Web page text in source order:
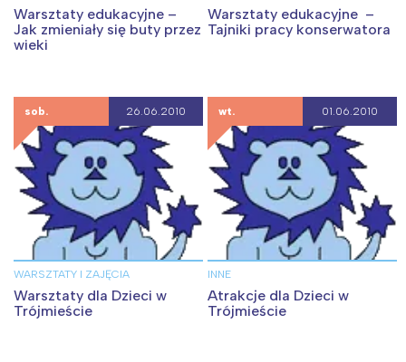
Warsztaty edukacyjne –
Jak zmieniały się buty przez
wieki
Warsztaty edukacyjne –
Tajniki pracy konserwatora
sob. 26.06.2010
WARSZTATY I ZAJĘCIA
Warsztaty dla Dzieci w
Trójmieście
wt. 01.06.2010
INNE
Atrakcje dla Dzieci w
Trójmieście